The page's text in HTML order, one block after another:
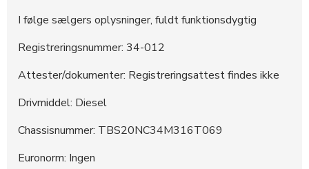
I følge sælgers oplysninger, fuldt funktionsdygtig
Registreringsnummer: 34-012
Attester/dokumenter: Registreringsattest findes ikke
Drivmiddel: Diesel
Chassisnummer: TBS20NC34M316T069
Euronorm: Ingen